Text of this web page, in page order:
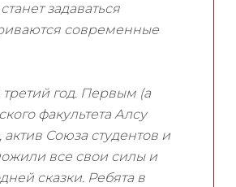
задаваться
современные
год. Первым (а
факультета Алсу
Союза студентов и
все свои силы и
сказки. Ребята в